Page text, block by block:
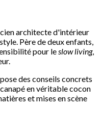
architecte d'intérieur
Père de deux enfants,
pour leslow living,
des conseils concrets
en véritable cocon
et mises en scène